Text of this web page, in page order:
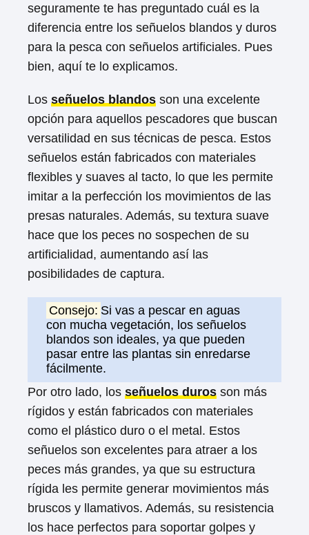
seguramente te has preguntado cuál es la
diferencia entre los señuelos blandos y duros
para la pesca con señuelos artificiales. Pues
bien, aquí te lo explicamos.
Los señuelos blandos son una excelente
opción para aquellos pescadores que buscan
versatilidad en sus técnicas de pesca. Estos
señuelos están fabricados con materiales
flexibles y suaves al tacto, lo que les permite
imitar a la perfección los movimientos de las
presas naturales. Además, su textura suave
hace que los peces no sospechen de su
artificialidad, aumentando así las
posibilidades de captura.
Consejo: Si vas a pescar en aguas
con mucha vegetación, los señuelos
blandos son ideales, ya que pueden
pasar entre las plantas sin enredarse
fácilmente.
Por otro lado, los señuelos duros son más
rígidos y están fabricados con materiales
como el plástico duro o el metal. Estos
señuelos son excelentes para atraer a los
peces más grandes, ya que su estructura
rígida les permite generar movimientos más
bruscos y llamativos. Además, su resistencia
los hace perfectos para soportar golpes y